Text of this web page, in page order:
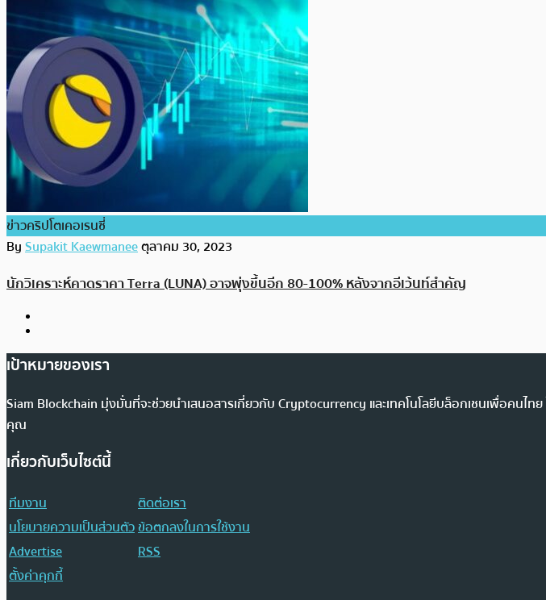
ข่าวคริปโตเคอเรนซี่
BySupakit Kaewmaneeตุลาคม 30, 2023
นักวิเคราะห์คาดราคา Terra (LUNA) อาจพุ่งขึ้นอีก 80-100% หลังจากอีเว้นท์สำคัญ
เป้าหมายของเรา
Siam Blockchain มุ่งมั่นที่จะช่วยนำเสนอสารเกี่ยวกับ Cryptocurrency และเทคโนโลยีบล็อกเชนเพื่อคนไ
คุณ
เกี่ยวกับเว็บไซต์นี้
ทีมงาน
ติดต่อเรา
นโยบายความเป็นส่วนตัวข้อตกลงในการใช้งาน
Advertise
RSS
ตั้งค่าคุกกี้